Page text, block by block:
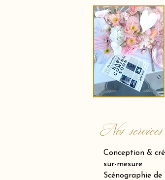
Nos services
Conception &
sur-mesure
Scénographie